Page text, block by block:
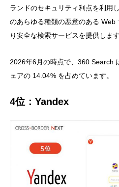
ランドのセキュリティ利点を利用
のあらゆる種類の悪意のある Web
り安全な検索サービスを提供します
2026年6月の時点で、360 Search
ェアの 14.04% を占めています。
4位：Yandex